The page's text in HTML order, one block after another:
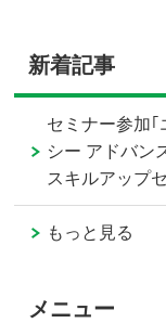
新着記事
セミナー参加
シー アドバン
スキルアップ
もっと見る
メニュー